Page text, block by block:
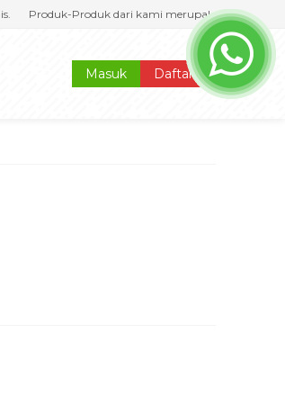
Produk-Produk dari kami merupakan produk asli
Masuk Daftar